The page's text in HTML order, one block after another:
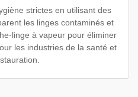
strictes en utilisant des
les linges contaminés et
linge à vapeur pour éliminer
les industries de la santé et